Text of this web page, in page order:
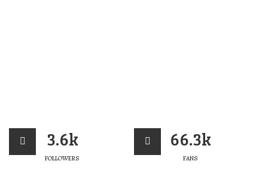
3.6k
FOLLOWERS
66.3k
FANS